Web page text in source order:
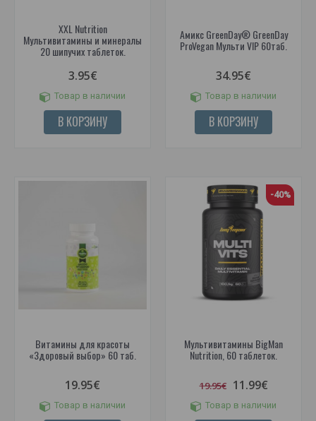
XXL Nutrition
Мультивитамины и минералы
20 шипучих таблеток.
3.95€
Товар в наличии
В КОРЗИНУ
Амикс GreenDay® GreenDay
ProVegan Мульти VIP 60таб.
34.95€
Товар в наличии
В КОРЗИНУ
Витамины для красоты
«Здоровый выбор» 60 таб.
19.95€
Товар в наличии
-40%
Мультивитамины BigMan
Nutrition, 60 таблеток.
19.95€ 11.99€
Товар в наличии